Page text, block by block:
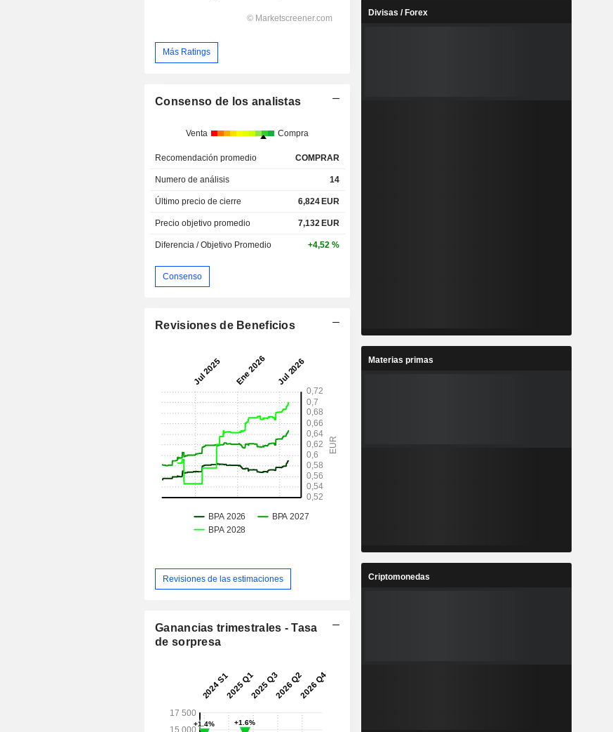
Más Ratings
Consenso de los analistas
Venta Compra
Recomendación promedio COMPRAR
Numero de análisis 14
Último precio de cierre 6,824 EUR
Precio objetivo promedio 7,132 EUR
Diferencia / Objetivo Promedio +4,52 %
Consenso
Revisiones de Beneficios
Revisiones de las estimaciones
Ganancias trimestrales - Tasa
de sorpresa
Divisas / Forex
Materias primas
Criptomonedas